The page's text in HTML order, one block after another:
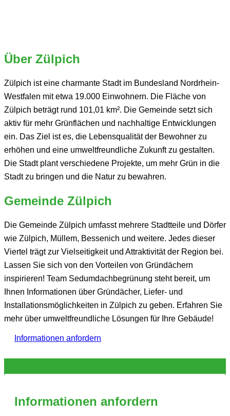
Über Zülpich
Zülpich ist eine charmante Stadt im Bundesland Nordrhein-
Westfalen mit etwa 19.000 Einwohnern. Die Fläche von
Zülpich beträgt rund 101,01 km². Die Gemeinde setzt sich
aktiv für mehr Grünflächen und nachhaltige Entwicklungen
ein. Das Ziel ist es, die Lebensqualität der Bewohner zu
erhöhen und eine umweltfreundliche Zukunft zu gestalten.
Die Stadt plant verschiedene Projekte, um mehr Grün in die
Stadt zu bringen und die Natur zu bewahren.
Gemeinde Zülpich
Die Gemeinde Zülpich umfasst mehrere Stadtteile und Dörfer
wie Zülpich, Müllem, Bessenich und weitere. Jedes dieser
Viertel trägt zur Vielseitigkeit und Attraktivität der Region bei.
Lassen Sie sich von den Vorteilen von Gründächern
inspirieren! Team Sedumdachbegrünung steht bereit, um
Ihnen Informationen über Gründächer, Liefer- und
Installationsmöglichkeiten in Zülpich zu geben. Erfahren Sie
mehr über umweltfreundliche Lösungen für Ihre Gebäude!
Informationen anfordern
Informationen anfordern